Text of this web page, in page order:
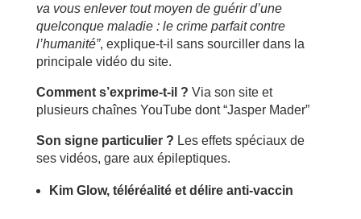
va vous enlever tout moyen de guérir d’une
quelconque maladie : le crime parfait contre
l’humanité”, explique-t-il sans sourciller dans la
principale vidéo du site.
Comment s’exprime-t-il ? Via son site et
plusieurs chaînes YouTube dont “Jasper Mader”
Son signe particulier ? Les effets spéciaux de
ses vidéos, gare aux épileptiques.
Kim Glow, téléréalité et délire anti-vaccin